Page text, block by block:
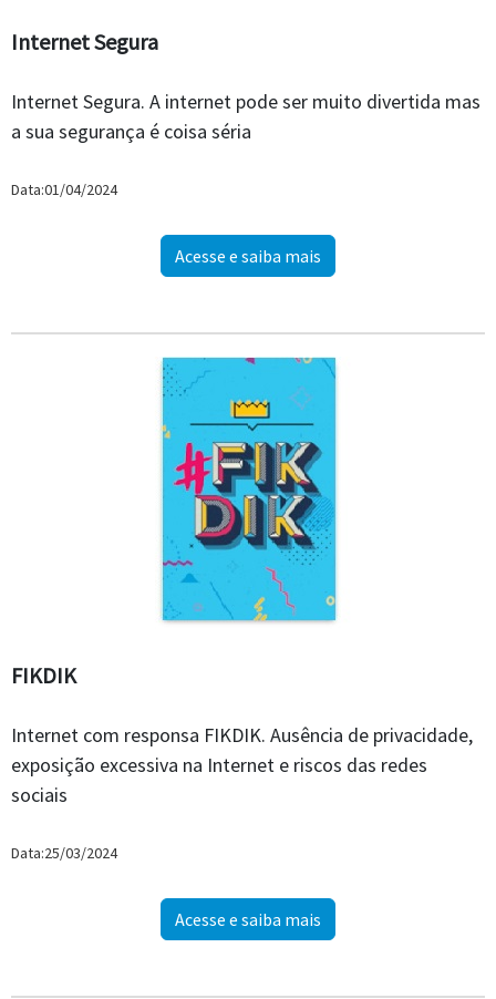
Internet Segura
Internet Segura. A internet pode ser muito divertida mas
a sua segurança é coisa séria
Data:01/04/2024
Acesse e saiba mais
FIKDIK
Internet com responsa FIKDIK. Ausência de privacidade,
exposição excessiva na Internet e riscos das redes
sociais
Data:25/03/2024
Acesse e saiba mais